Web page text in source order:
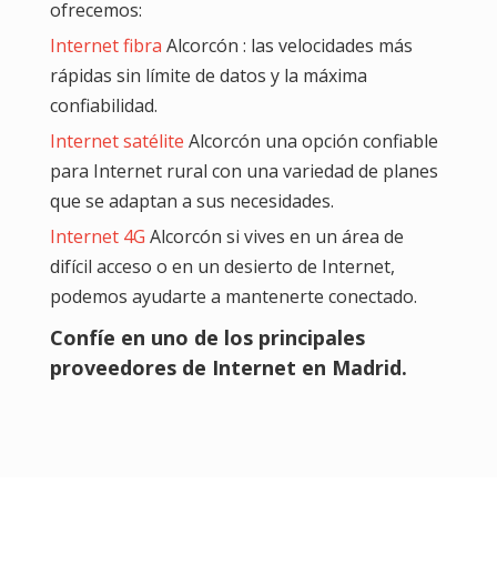
ofrecemos:
Internet fibra Alcorcón : las velocidades más
rápidas sin límite de datos y la máxima
confiabilidad.
Internet satélite Alcorcón una opción confiable
para Internet rural con una variedad de planes
que se adaptan a sus necesidades.
Internet 4G Alcorcón si vives en un área de
difícil acceso o en un desierto de Internet,
podemos ayudarte a mantenerte conectado.
Confíe en uno de los principales
proveedores de Internet en Madrid.